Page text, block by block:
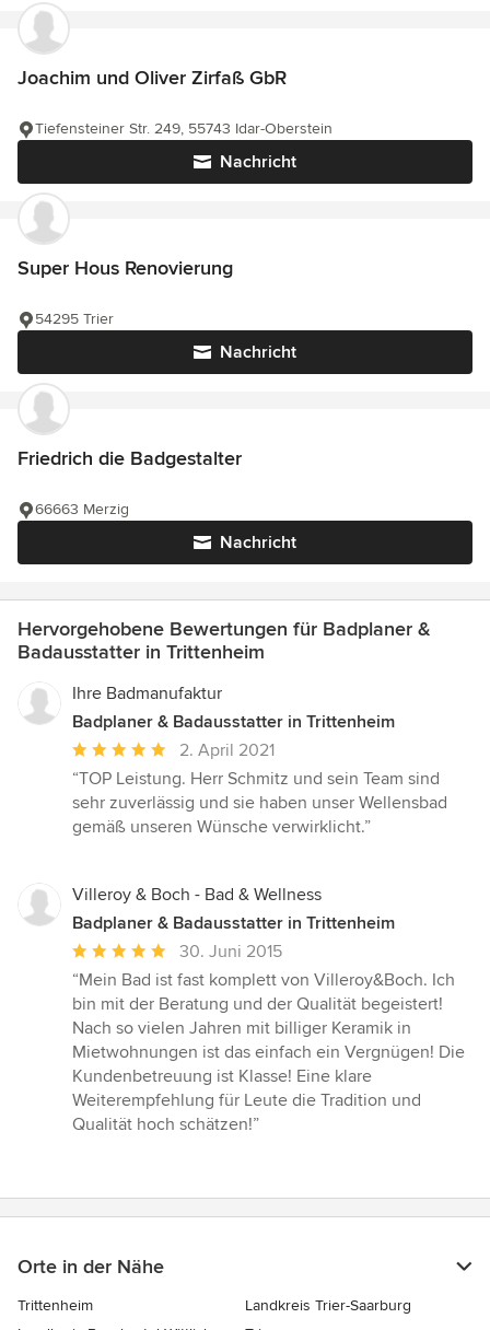
Joachim und Oliver Zirfaß GbR
Nachricht
Tiefensteiner Str. 249, 55743 Idar-Oberstein
Super Hous Renovierung
Nachricht
54295 Trier
Friedrich die Badgestalter
Nachricht
66663 Merzig
Hervorgehobene Bewertungen für Badplaner &
Badausstatter in Trittenheim
Ihre Badmanufaktur
Badplaner & Badausstatter in Trittenheim
Durchschnittliche
Bewertung:
5
von
2. April 2021
“TOP Leistung. Herr Schmitz und sein Team sind
sehr zuverlässig und sie haben unser Wellensbad
gemäß unseren Wünsche verwirklicht.”
Villeroy & Boch - Bad & Wellness
Badplaner & Badausstatter in Trittenheim
Durchschnittliche
Bewertung:
5
von
5
Sternen
30. Juni 2015
“Mein Bad ist fast komplett von Villeroy&Boch. Ich
bin mit der Beratung und der Qualität begeistert!
Nach so vielen Jahren mit billiger Keramik in
Mietwohnungen ist das einfach ein Vergnügen! Die
Kundenbetreuung ist Klasse! Eine klare
Weiterempfehlung für Leute die Tradition und
Qualität hoch schätzen!”
Orte in der Nähe
Trittenheim
Landkreis Trier-Saarburg